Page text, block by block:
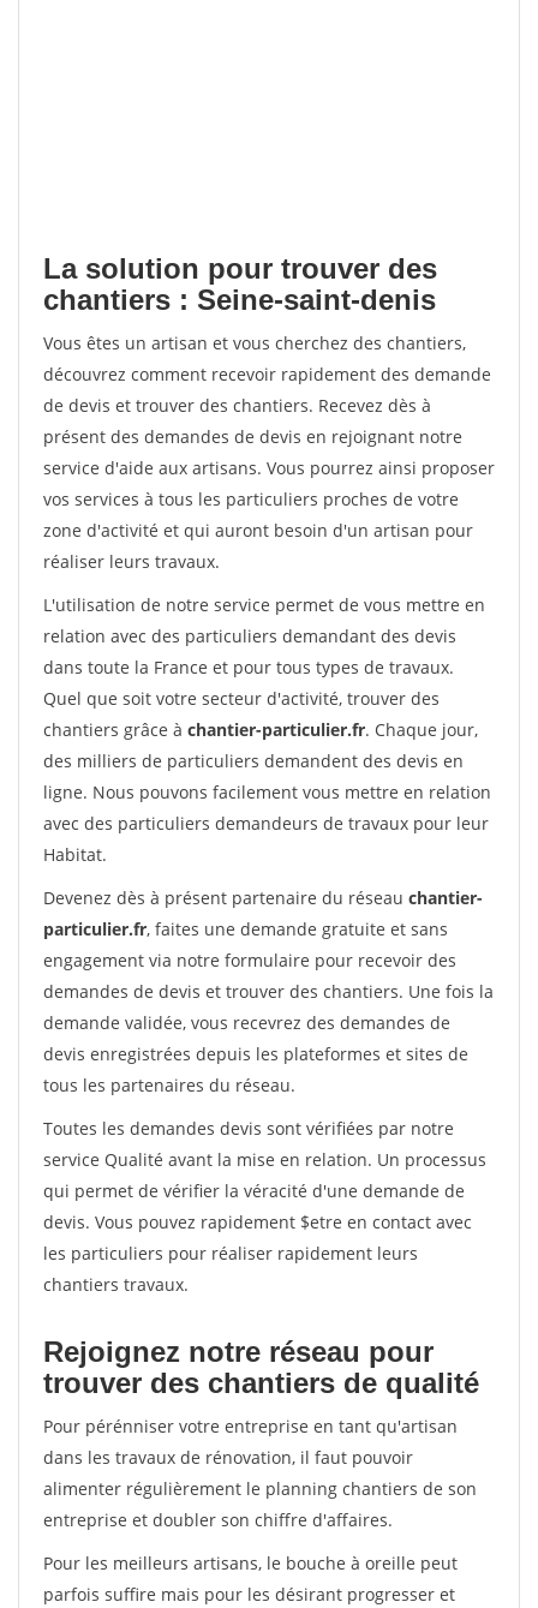
La solution pour trouver des
chantiers : Seine-saint-denis
Vous êtes un artisan et vous cherchez des chantiers,
découvrez comment recevoir rapidement des demande
de devis et trouver des chantiers. Recevez dès à
présent des demandes de devis en rejoignant notre
service d'aide aux artisans. Vous pourrez ainsi proposer
vos services à tous les particuliers proches de votre
zone d'activité et qui auront besoin d'un artisan pour
réaliser leurs travaux.
L'utilisation de notre service permet de vous mettre en
relation avec des particuliers demandant des devis
dans toute la France et pour tous types de travaux.
Quel que soit votre secteur d'activité, trouver des
chantiers grâce à chantier-particulier.fr. Chaque jour,
des milliers de particuliers demandent des devis en
ligne. Nous pouvons facilement vous mettre en relation
avec des particuliers demandeurs de travaux pour leur
Habitat.
Devenez dès à présent partenaire du réseau chantier-
particulier.fr, faites une demande gratuite et sans
engagement via notre formulaire pour recevoir des
demandes de devis et trouver des chantiers. Une fois la
demande validée, vous recevrez des demandes de
devis enregistrées depuis les plateformes et sites de
tous les partenaires du réseau.
Toutes les demandes devis sont vérifiées par notre
service Qualité avant la mise en relation. Un processus
qui permet de vérifier la véracité d'une demande de
devis. Vous pouvez rapidement $etre en contact avec
les particuliers pour réaliser rapidement leurs
chantiers travaux.
Rejoignez notre réseau pour
trouver des chantiers de qualité
Pour pérénniser votre entreprise en tant qu'artisan
dans les travaux de rénovation, il faut pouvoir
alimenter régulièrement le planning chantiers de son
entreprise et doubler son chiffre d'affaires.
Pour les meilleurs artisans, le bouche à oreille peut
parfois suffire mais pour les désirant progresser et